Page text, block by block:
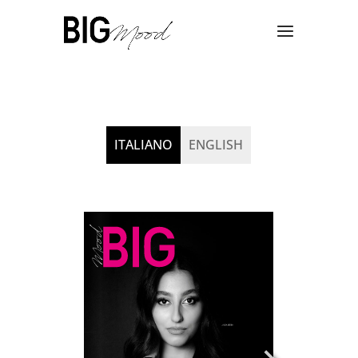
ITALIANO ENGLISH